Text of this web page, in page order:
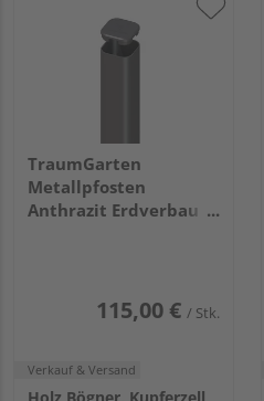
TraumGarten
Metallpfosten
Anthrazit Erdverbau
115,00 € / Stk.
Verkauf & Versand